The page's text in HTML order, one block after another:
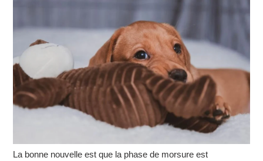
La bonne nouvelle est que la phase de morsure est